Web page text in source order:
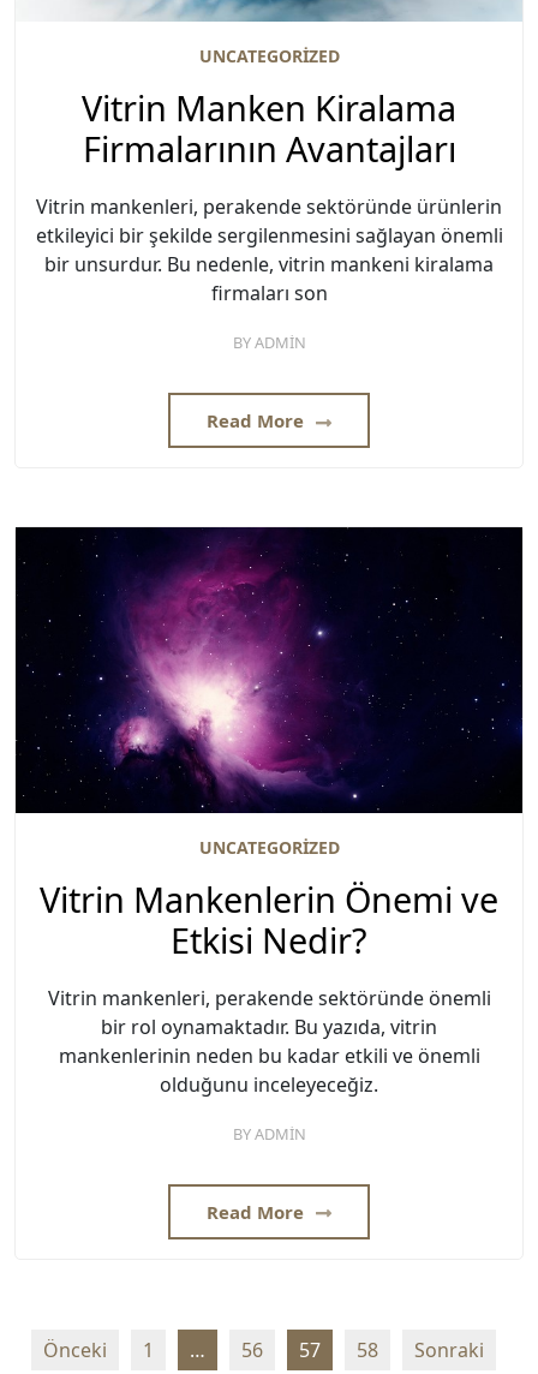
UNCATEGORIZED
Vitrin Manken Kiralama
Firmalarının Avantajları
Vitrin mankenleri, perakende sektöründe ürünlerin
etkileyici bir şekilde sergilenmesini sağlayan önemli
bir unsurdur. Bu nedenle, vitrin mankeni kiralama
firmaları son
BYADMIN
Read More
UNCATEGORIZED
Vitrin Mankenlerin Önemi ve
Etkisi Nedir?
Vitrin mankenleri, perakende sektöründe önemli
bir rol oynamaktadır. Bu yazıda, vitrin
mankenlerinin neden bu kadar etkili ve önemli
olduğunu inceleyeceğiz.
BYADMIN
Read More
Yazı
Önceki 1 … 56 57 58 Sonraki